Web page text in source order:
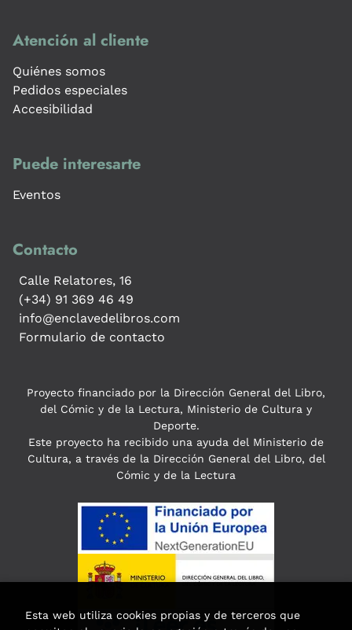
Atención al cliente
Quiénes somos
Pedidos especiales
Accesibilidad
Puede interesarte
Eventos
Contacto
Calle Relatores, 16
(+34) 91 369 46 49
info@enclavedelibros.com
Formulario de contacto
Proyecto financiado por la Dirección General del Libro,
del Cómic y de la Lectura, Ministerio de Cultura y
Deporte.
Este proyecto ha recibido una ayuda del Ministerio de
Cultura, a través de la Dirección General del Libro, del
Cómic y de la Lectura
Esta web utiliza cookies propias y de terceros que